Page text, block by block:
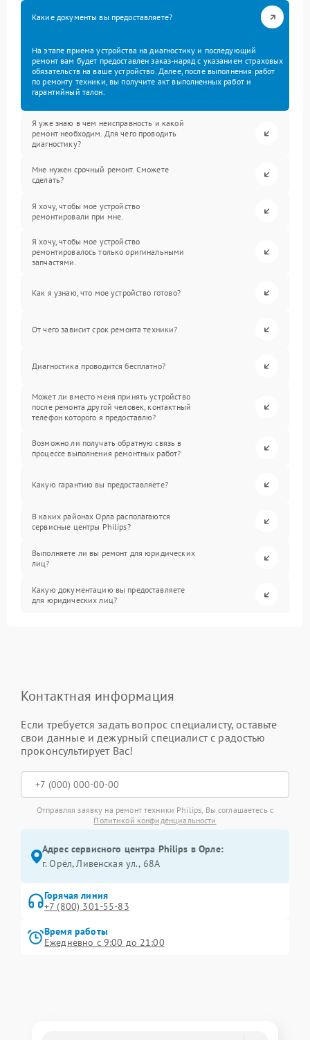
Какие документы вы предоставляете?
На этапе приема устройства на диагностику и последующий
ремонт вам будет предоставлен заказ-наряд с указанием страховых
обязательств на ваше устройство. Далее, после выполнения работ
по ремонту техники, вы получите акт выполненных работ и
гарантийный талон.
Я уже знаю в чем неисправность и какой
ремонт необходим. Для чего проводить
диагностику?
Мне нужен срочный ремонт. Сможете
сделать?
Я хочу, чтобы мое устройство
ремонтировали при мне.
Я хочу, чтобы мое устройство
ремонтировалось только оригинальными
запчастями.
Как я узнаю, что мое устройство готово?
От чего зависит срок ремонта техники?
Диагностика проводится бесплатно?
Может ли вместо меня принять устройство
после ремонта другой человек, контактный
телефон которого я предоставлю?
Возможно ли получать обратную связь в
процессе выполнения ремонтных работ?
Какую гарантию вы предоставляете?
В каких районах Орла располагаются
сервисные центры Philips?
Выполняете ли вы ремонт для юридических
лиц?
Какую документацию вы предоставляете
для юридических лиц?
Контактная информация
Если требуется задать вопрос специалисту, оставьте
свои данные и дежурный специалист с радостью
проконсультирует Вас!
Отправляя заявку на ремонт техники Philips, Вы соглашаетесь с
Политикой конфиденциальности
Адрес сервисного центра Philips в Орле:
г. Орёл, Ливенская ул., 68А
Горячая линия
+7 (800) 301-55-83
Время работы
Ежедневно с 9:00 до 21:00